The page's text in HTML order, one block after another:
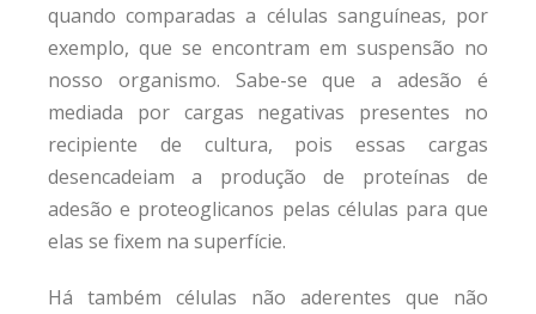
quando comparadas a células sanguíneas, por
exemplo, que se encontram em suspensão no
nosso organismo. Sabe-se que a adesão é
mediada por cargas negativas presentes no
recipiente de cultura, pois essas cargas
desencadeiam a produção de proteínas de
adesão e proteoglicanos pelas células para que
elas se fixem na superfície.
Há também células não aderentes que não